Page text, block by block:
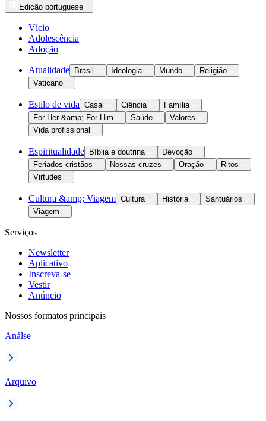
Edição portuguese
Vício
Adolescência
Adoção
Atualidade Brasil Ideologia Mundo
Religião
Vaticano
Estilo de vida Casal Ciência
Família
For Her &amp; For Him
Saúde
Valores
Vida profissional
Espiritualidade Bíblia e doutrina
Devoção
Feriados cristãos
Nossas cruzes Oração
Ritos
Virtudes
Cultura &amp; Viagem Cultura História
Santuários
Viagem
Serviços
Newsletter
Aplicativo
Inscreva-se
Vestir
Anúncio
Nossos formatos principais
Análse
Arquivo